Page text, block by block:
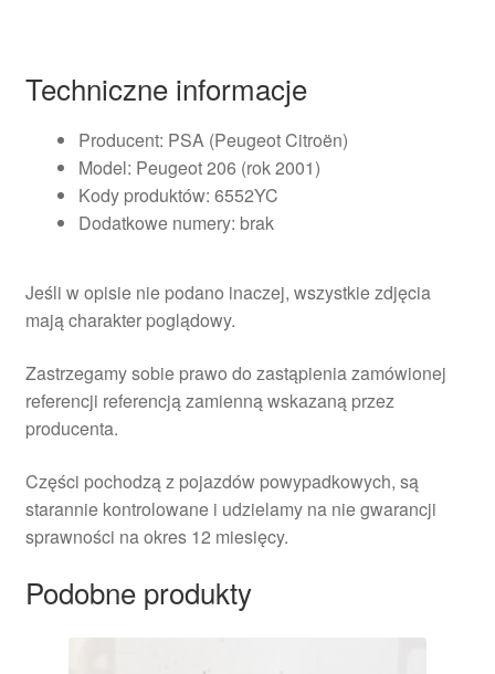
Techniczne informacje
Producent: PSA (Peugeot Citroën)
Model: Peugeot 206 (rok 2001)
Kody produktów: 6552YC
Dodatkowe numery: brak
Jeśli w opisie nie podano inaczej, wszystkie zdjęcia
mają charakter poglądowy.
Zastrzegamy sobie prawo do zastąpienia zamówionej
referencji referencją zamienną wskazaną przez
producenta.
Części pochodzą z pojazdów powypadkowych, są
starannie kontrolowane i udzielamy na nie gwarancji
sprawności na okres 12 miesięcy.
Podobne produkty